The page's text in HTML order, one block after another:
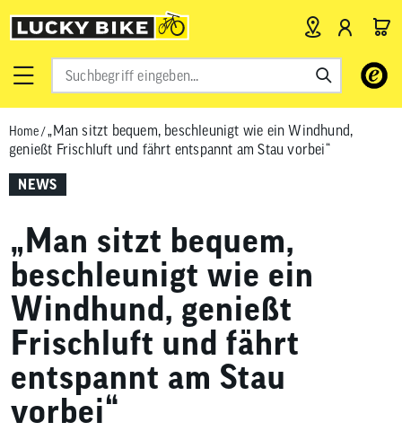
Verwende
Pfeile
nach
Home/„Man sitzt bequem, beschleunigt wie ein Windhund,
genießt Frischluft und fährt entspannt am Stau vorbei“
NEWS
„Man sitzt bequem,
beschleunigt wie ein
Windhund, genießt
Frischluft und fährt
entspannt am Stau
vorbei“